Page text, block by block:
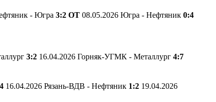
- Югра 3:2 ОТ 08.05.2026 Югра - Нефтяник 0:4
3:2 16.04.2026 Горняк-УГМК - Металлург 4:7
16.04.2026 Рязань-ВДВ - Нефтяник 1:2 19.04.2026